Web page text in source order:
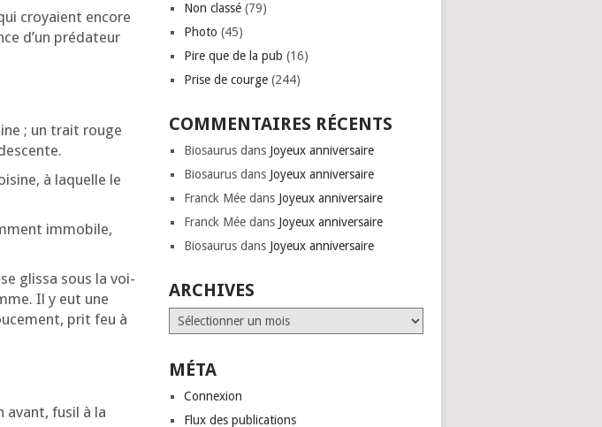
croyaient encore
d’un pré­da­teur
; un trait rouge
à laquelle le
immo­bile,
glis­sa sous la voi­
Il y eut une
prit feu à
avant, fusil à la
Non classé (79)
Photo (45)
Pire que de la pub (16)
Prise de courge (244)
COMMENTAIRES RÉCENTS
Biosaurus dans Joyeux anniversaire
Biosaurus dans Joyeux anniversaire
Franck Mée dans Joyeux anniversaire
Franck Mée dans Joyeux anniversaire
Biosaurus dans Joyeux anniversaire
ARCHIVES
Archives
MÉTA
Connexion
Flux des publications